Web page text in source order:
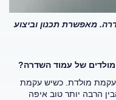
מאפשרת תכנון וביצוע
מולדים של עמוד השדרה?
מולדת. כשיש עקמת
הרבה יותר טוב איפה